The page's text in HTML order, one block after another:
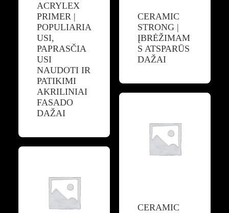
ACRYLEX
PRIMER |
POPULIARIA
USI,
PAPRASČIA
USI
NAUDOTI IR
PATIKIMI
AKRILINIAI
FASADO
DAŽAI
CERAMIC
STRONG |
ĮBRĖŽIMAM
S ATSPARŪS
DAŽAI
CERAMIC